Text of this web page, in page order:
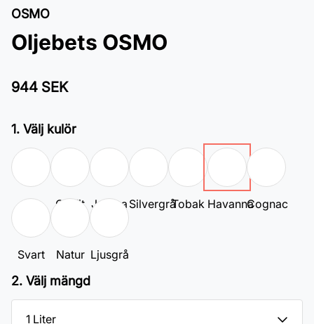
OSMO
Oljebets OSMO
944 SEK
1. Välj kulör
Vit Grafit Jatoba SilvergråTobak HavannaCognac
Svart Natur Ljusgrå
2. Välj mängd